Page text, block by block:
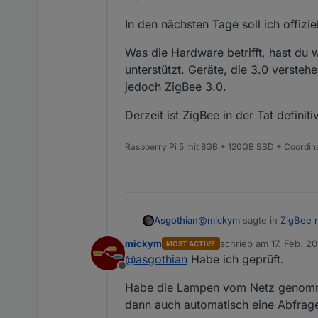
It was mentioned
most likely - never
In den nächsten Tage soll ich
Was die Hardware betrifft, hast du
unterstützt. Geräte, die 3.0
jedoch ZigBee 3.0.
Derzeit ist ZigBee in der Tat
Raspberry Pi 5 mit 8GB + 120GB SSD +
Asgothian@mickym sagte in ZigBee
Dieser PING Button ist
Bitte prüfe:
durch die Anpassungen
Offline
mickym MOST ACTIVE schrieb am 17. Feb.
zuletzt editiert von
@asgothian Habe ich geprüft.
Habe die Lampen vom Netz
dann auch automatisch eine